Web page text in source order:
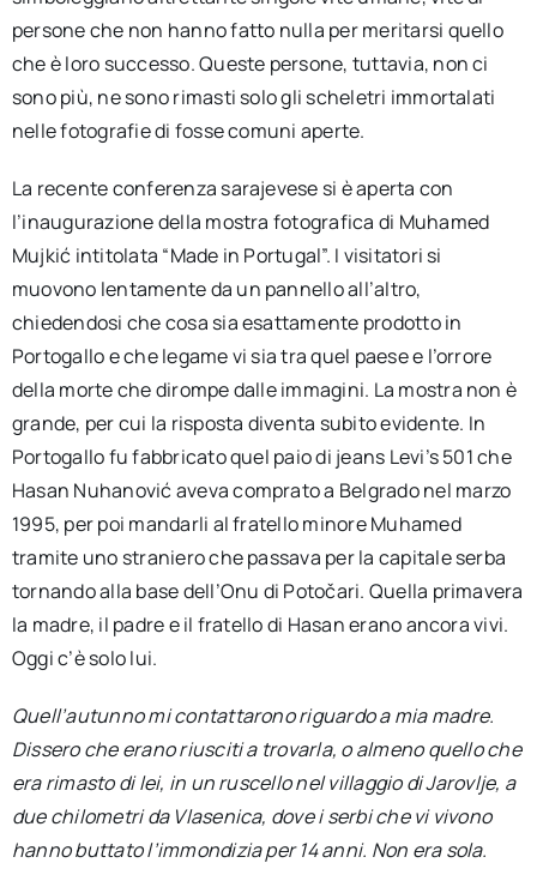
persone che non hanno fatto nulla per meritarsi quello
che è loro successo. Queste persone, tuttavia, non ci
sono più, ne sono rimasti solo gli scheletri immortalati
nelle fotografie di fosse comuni aperte.
La recente conferenza sarajevese si è aperta con
l’inaugurazione della mostra fotografica di Muhamed
Mujkić intitolata “Made in Portugal”. I visitatori si
muovono lentamente da un pannello all’altro,
chiedendosi che cosa sia esattamente prodotto in
Portogallo e che legame vi sia tra quel paese e l’orrore
della morte che dirompe dalle immagini. La mostra non è
grande, per cui la risposta diventa subito evidente. In
Portogallo fu fabbricato quel paio di jeans Levi’s 501 che
Hasan Nuhanović aveva comprato a Belgrado nel marzo
1995, per poi mandarli al fratello minore Muhamed
tramite uno straniero che passava per la capitale serba
tornando alla base dell’Onu di Potočari. Quella primavera
la madre, il padre e il fratello di Hasan erano ancora vivi.
Oggi c’è solo lui.
Quell’autunno mi contattarono riguardo a mia madre.
Dissero che erano riusciti a trovarla, o almeno quello che
era rimasto di lei, in un ruscello nel villaggio di Jarovlje, a
due chilometri da Vlasenica, dove i serbi che vi vivono
hanno buttato l’immondizia per 14 anni. Non era sola.